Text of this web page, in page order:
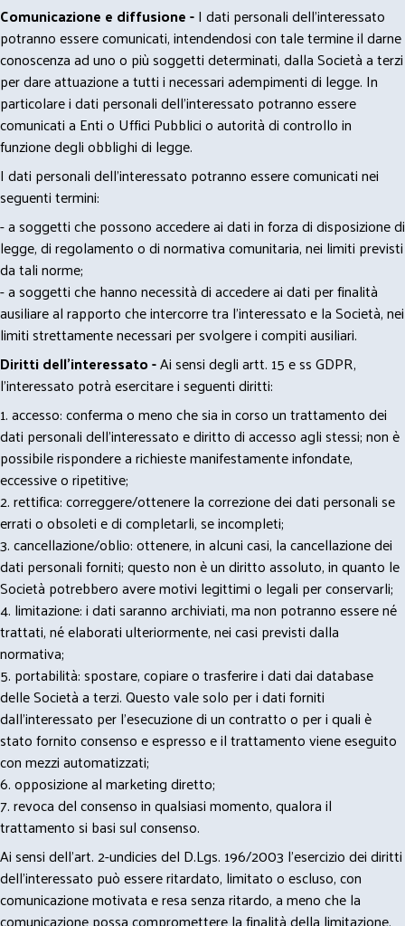
Comunicazione e diffusione -I dati personali dell’interessato
potranno essere comunicati, intendendosi con tale termine il darne
conoscenza ad uno o più soggetti determinati, dalla Società a terzi
per dare attuazione a tutti i necessari adempimenti di legge. In
particolare i dati personali dell’interessato potranno essere
comunicati a Enti o Uffici Pubblici o autorità di controllo in
funzione degli obblighi di legge.
I dati personali dell’interessato potranno essere comunicati nei
seguenti termini:
- a soggetti che possono accedere ai dati in forza di disposizione di
legge, di regolamento o di normativa comunitaria, nei limiti previsti
da tali norme;
- a soggetti che hanno necessità di accedere ai dati per finalità
ausiliare al rapporto che intercorre tra l’interessato e la Società, nei
limiti strettamente necessari per svolgere i compiti ausiliari.
Diritti dell’interessato -Ai sensi degli artt. 15 e ss GDPR,
l’interessato potrà esercitare i seguenti diritti:
1. accesso: conferma o meno che sia in corso un trattamento dei
dati personali dell’interessato e diritto di accesso agli stessi; non è
possibile rispondere a richieste manifestamente infondate,
eccessive o ripetitive;
2. rettifica: correggere/ottenere la correzione dei dati personali se
errati o obsoleti e di completarli, se incompleti;
3. cancellazione/oblio: ottenere, in alcuni casi, la cancellazione dei
dati personali forniti; questo non è un diritto assoluto, in quanto le
Società potrebbero avere motivi legittimi o legali per conservarli;
4. limitazione: i dati saranno archiviati, ma non potranno essere né
trattati, né elaborati ulteriormente, nei casi previsti dalla
normativa;
5. portabilità: spostare, copiare o trasferire i dati dai database
delle Società a terzi. Questo vale solo per i dati forniti
dall’interessato per l’esecuzione di un contratto o per i quali è
stato fornito consenso e espresso e il trattamento viene eseguito
con mezzi automatizzati;
6. opposizione al marketing diretto;
7. revoca del consenso in qualsiasi momento, qualora il
trattamento si basi sul consenso.
Ai sensi dell’art. 2-undicies del D.Lgs. 196/2003 l’esercizio dei diritti
dell’interessato può essere ritardato, limitato o escluso, con
comunicazione motivata e resa senza ritardo, a meno che la